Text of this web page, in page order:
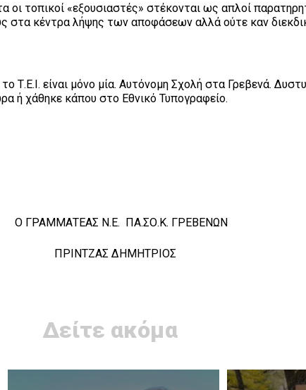
οι τοπικοί «εξουσιαστές» στέκονται ως απλοί
στα κέντρα λήψης των αποφάσεων αλλά ούτε καν
Τ.Ε.Ι. είναι μόνο μία. Αυτόνομη Σχολή στα Γρεβενά.
ή χάθηκε κάπου στο Εθνικό Τυπογραφείο.
ΠΑ.ΣΟ.Κ. ΓΡΕΒΕΝΩΝ
Δείτε ακόμα